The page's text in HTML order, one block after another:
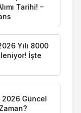
Tarihi! –
Yılı 8000
İşte
2026 Güncel